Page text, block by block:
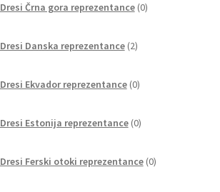
Dresi Črna gora reprezentance 0izdelkov
Dresi Danska reprezentance 2izdelka
Dresi Ekvador reprezentance 0izdelkov
Dresi Estonija reprezentance 0izdelkov
Dresi Ferski otoki reprezentance 0izdelkov